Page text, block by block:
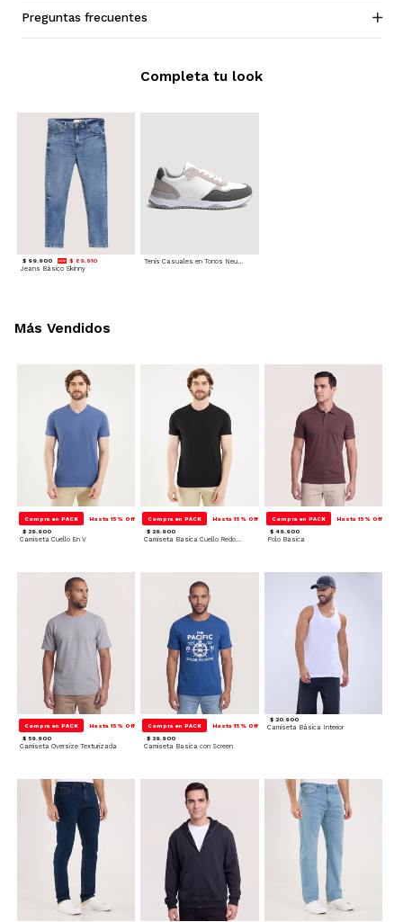
Preguntas frecuentes
$ 99.900 $ 89.910
Jeans Básico Skinny
Tenis Casuales en Tonos Neutros
Completa tu look
Compra en PACK Hasta 15% Off
$ 29.900
Camiseta Cuello En V
Compra en PACK Hasta 15% Off
$ 29.900
Camiseta Basica Cuello Redondo
Compra en PACK Hasta 15% Off
$ 49.900
Polo Basica
Compra en PACK Hasta 15% Off
$ 59.900
Camiseta Oversize Texturizada
Compra en PACK Hasta 15% Off
$ 39.900
Camiseta Basica con Screen
$ 20.900
Camiseta Básica Interior
Más Vendidos